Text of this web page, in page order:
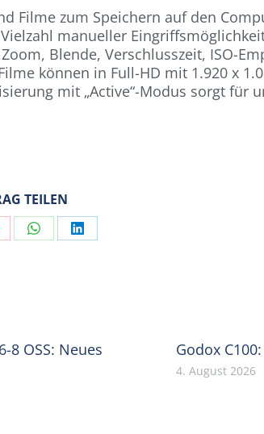
Filme zum Speichern auf den
manueller
Blende, Verschlusszeit, ISO-
können in Full-HD mit 1.920 x
mit „Active“-Modus sorgt für
TEILEN
Share Share
8 OSS: Neues
Godox
4. August 2026